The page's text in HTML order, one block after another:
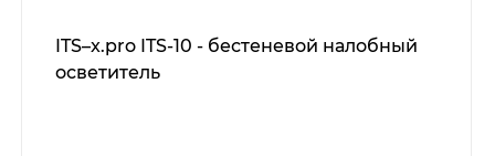
ITS–x.pro ITS-10 - бестеневой налобный
осветитель